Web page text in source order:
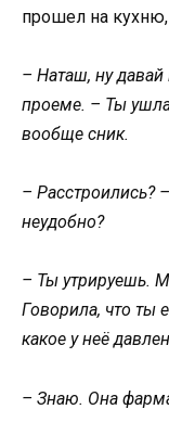
прошел на
– Наташ, ну
проеме. – Ты
вообще сник.
– Расстроились?
неудобно?
– Ты утрируешь.
Говорила, что ты
какое у неё
– Знаю. Она